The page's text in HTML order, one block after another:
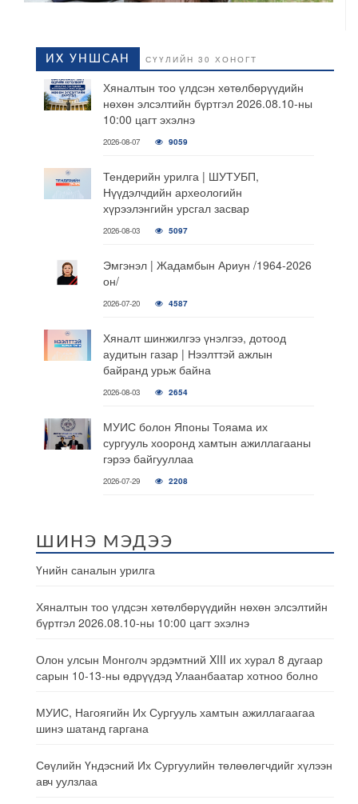
ИХ УНШСАН СҮҮЛИЙН 30 ХОНОГТ
Хяналтын тоо үлдсэн хөтөлбөрүүдийн
нөхөн элсэлтийн бүртгэл 2026.08.10-ны
10:00 цагт эхэлнэ
2026-08-07 9059
Тендерийн урилга | ШУТУБП,
Нүүдэлчдийн археологийн
хүрээлэнгийн урсгал засвар
2026-08-03 5097
Эмгэнэл | Жадамбын Ариун /1964-2026
он/
2026-07-20 4587
Хяналт шинжилгээ үнэлгээ, дотоод
аудитын газар | Нээлттэй ажлын
байранд урьж байна
2026-08-03 2654
МУИС болон Японы Тояама их
сургууль хооронд хамтын ажиллагааны
гэрээ байгууллаа
2026-07-29 2208
ШИНЭ МЭДЭЭ
Үнийн саналын урилга
Хяналтын тоо үлдсэн хөтөлбөрүүдийн нөхөн элсэлтийн
бүртгэл 2026.08.10-ны 10:00 цагт эхэлнэ
Олон улсын Монголч эрдэмтний XIII их хурал 8 дугаар
сарын 10-13-ны өдрүүдэд Улаанбаатар хотноо болно
МУИС, Нагоягийн Их Сургууль хамтын ажиллагаагаа
шинэ шатанд гаргана
Сөүлийн Үндэсний Их Сургуулийн төлөөлөгчдийг хүлээн
авч уулзлаа